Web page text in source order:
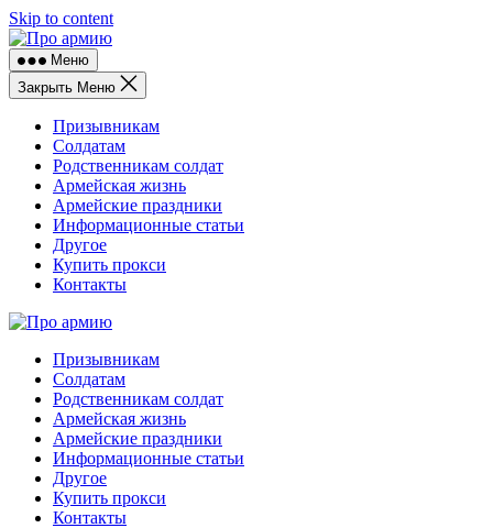
Skip to content
Меню
Закрыть Меню
Призывникам
Солдатам
Родственникам солдат
Армейская жизнь
Армейские праздники
Информационные статьи
Другое
Купить прокси
Контакты
Призывникам
Солдатам
Родственникам солдат
Армейская жизнь
Армейские праздники
Информационные статьи
Другое
Купить прокси
Контакты